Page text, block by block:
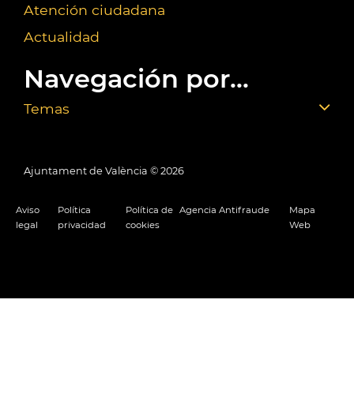
Atención ciudadana
Actualidad
Navegación por...
Temas
Ajuntament de València © 2026
Aviso
legal
Política
privacidad
Política de
cookies
Agencia Antifraude
Mapa
Web